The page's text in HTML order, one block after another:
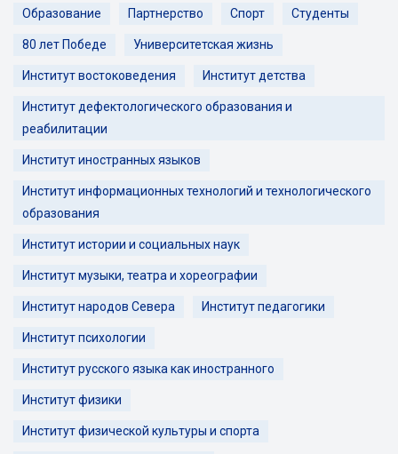
Образование Партнерство Спорт Студенты
80 лет Победе Университетская жизнь
Институт востоковедения Институт детства
Институт дефектологического образования и
реабилитации
Институт иностранных языков
Институт информационных технологий и технологического
образования
Институт истории и социальных наук
Институт музыки, театра и хореографии
Институт народов Севера Институт педагогики
Институт психологии
Институт русского языка как иностранного
Институт физики
Институт физической культуры и спорта